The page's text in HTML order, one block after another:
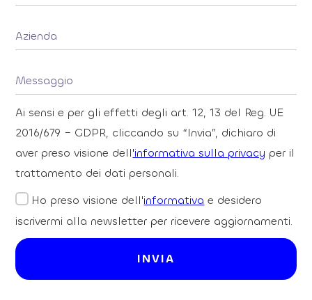
Ai sensi e per gli effetti degli art. 12, 13 del Reg. UE
2016/679 – GDPR, cliccando su “Invia”, dichiaro di
aver preso visione dell'informativa sulla privacy per il
trattamento dei dati personali.
Ho preso visione dell'informativa e desidero
iscrivermi alla newsletter per ricevere aggiornamenti.